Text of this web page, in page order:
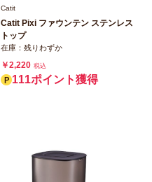
Catit
Catit Pixi ファウンテン ステンレス
トップ
在庫：残りわずか
￥2,220 税込
111ポイント獲得